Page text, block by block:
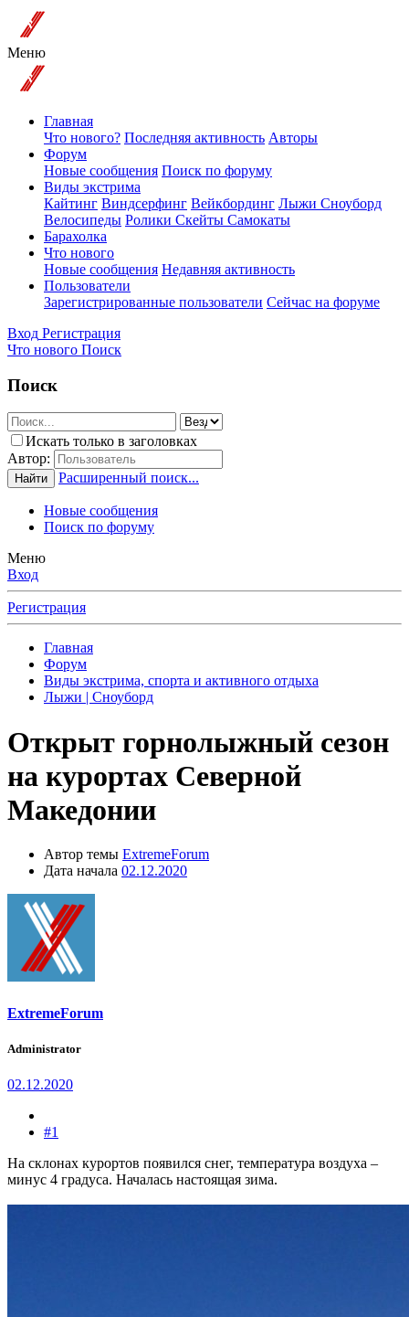
Меню
Главная
Что нового? Последняя активность Авторы
Форум
Новые сообщения Поиск по форуму
Виды экстрима
Кайтинг Виндсерфинг Вейкбординг Лыжи Сноуборд
Велосипеды Ролики Скейты Самокаты
Барахолка
Что нового
Новые сообщения Недавняя активность
Пользователи
Зарегистрированные пользователи Сейчас на форуме
Вход Регистрация
Что нового Поиск
Поиск
Искать только в заголовках
Автор:
Найти Расширенный поиск...
Новые сообщения
Поиск по форуму
Меню
Вход
Регистрация
Главная
Форум
Виды экстрима, спорта и активного отдыха
Лыжи | Сноуборд
Открыт горнолыжный сезон
на курортах Северной
Македонии
Автор темы ExtremeForum
Дата начала 02.12.2020
ExtremeForum
Administrator
02.12.2020
#1
На склонах курортов появился снег, температура воздуха –
минус 4 градуса. Началась настоящая зима.